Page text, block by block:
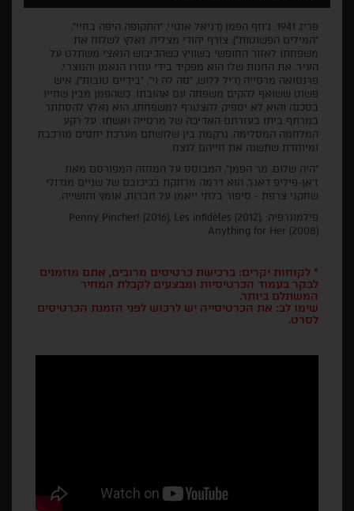
פריז, 1941. ג'וזף הפמן (דניאל אוטיי, "התקופה היפה בחיי",
"המילים הפשוטות"), צורף יהודי מצליח, נאלץ לשלוח את
משפחתו לאזור החופשי בשוויץ כשהכיבוש הנאצי משתלט על
העיר. את החנות שלו הוא מפקיד בידי עוזרו הנאמן והנוצרי,
פרנסואה מרסייה (ז'יל ללוש, "סה לה וי", "בידיים טובות"), איש
פשוט ששואף להקים משפחה עם אהובתו. כשהפמן מבין שחייו
בסכנה והוא לא יספיק להצטרף למשפחתו, הוא נאלץ להסתתר
במרתף ביתו בעזרתם האדיבה של מרסייה ואשתו. על רקע
המלחמה המסלימה, נרקמת בין שלושתם מערכת יחסים מורכבת
ומיוחדת שתשנה את חייהם לנצח.
"היה שלום, מר הפמן", המבוסס על המחזה המפורסם מאת
ז'אן-פיליפ דאגר, הוא דרמה מרתקת בכיכובם של שניים מגדולי
שחקני צרפת - סיפור בלתי ייאמן על חברות, אומץ ותושייה.
פילמוגרפיה: Penny Pincher! (2016), Les infidèles (2012),
Anything for Her (2008)
* לקוחות יקרים: ברכישת כרטיסים מרובים, אתם מוזמנים
לבקר בעמוד הכרטיסיות ומבצעים לקבלת המחיר
המשתלם ביותר.
שימו לב: את הכרטיסייה יש לרכוש לפני הזמנת הכרטיסים
לסרט.